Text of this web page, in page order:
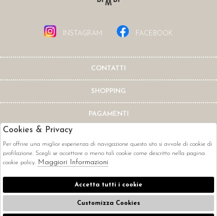
INSTAGRAM FACEBOOK
CONTATTI
SHOPPING
PAGAMENTI
CORRIERI
Cookies & Privacy
Per offrire una miglior esperienza di navigazione questo sito si avvale di cookie di
profilazione. Scegli se accettare o meno tali cookie come descritto nella pagina
cookie policy. Maggiori Informazioni
Accetta tutti i cookie
Customizza Cookies